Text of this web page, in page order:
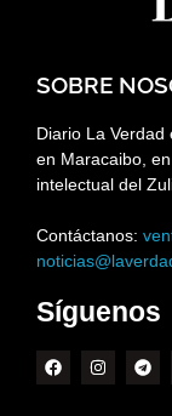
SOBRE
Diario La
en Maracaibo,
intelectual del
Contáctanos:
Síguenos